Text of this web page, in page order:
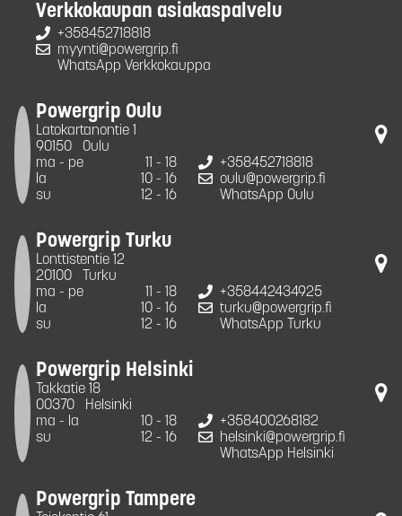
Verkkokaupan asiakaspalvelu
+358452718818
myynti@powergrip.fi
WhatsApp Verkkokauppa
Powergrip Oulu
Latokartanontie 1
90150
Oulu
ma - pe
11 - 18
la
10 - 16
su
12 - 16
+358452718818
oulu@powergrip.fi
WhatsApp Oulu
Powergrip Turku
Lonttistentie 12
20100
Turku
ma - pe
11 - 18
la
10 - 16
su
12 - 16
+358442434925
turku@powergrip.fi
WhatsApp Turku
Powergrip Helsinki
Takkatie 18
00370
Helsinki
ma - la
10 - 18
su
12 - 16
+358400268182
helsinki@powergrip.fi
WhatsApp Helsinki
Powergrip Tampere